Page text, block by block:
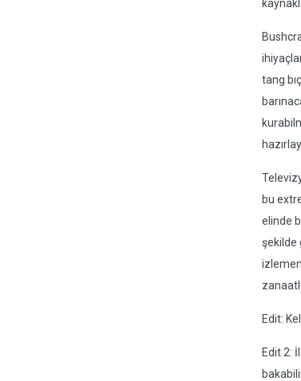
tang
bu
elinde
şekilde
Edit:
Edit 2: